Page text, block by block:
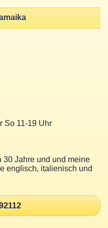
So 11-19 Uhr
30 Jahre und und meine
englisch, italienisch und